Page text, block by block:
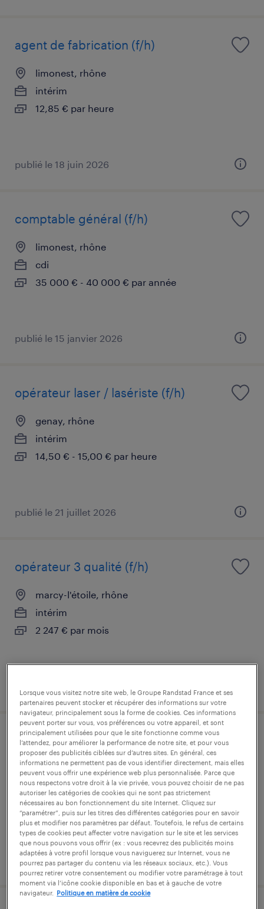
agent de fabrication (f/h)
limonest, rhône
intérim
12,85 € par heure
publié le 18 juin 2026
comptable général (f/h)
limonest, rhône
cdi
35 000 € - 40 000 € par année
publié le 15 janvier 2026
opérateur laser / lasériste (f/h)
genay, rhône
intérim
14,50 € - 15,00 € par heure
publié le 21 juillet 2026
opérateur 3 qualité (f/h)
marcy-l'étoile, rhône
intérim
2 247 € par mois
responsable opérations logistiques
btob (f/h)
caluire-et-cuire, rhône
cdi
60 000 € - 80 000 € par année
publié le 8 janvier 2026
Lorsque vous visitez notre site web, le Groupe Randstad France et ses
partenaires peuvent stocker et récupérer des informations sur votre
navigateur, principalement sous la forme de cookies. Ces informations
peuvent porter sur vous, vos préférences ou votre appareil, et sont
principalement utilisées pour que le site fonctionne comme vous
l’attendez, pour améliorer la performance de notre site, et pour vous
proposer des publicités ciblées sur d’autres sites. En général, ces
informations ne permettent pas de vous identifier directement, mais elles
peuvent vous offrir une expérience web plus personnalisée. Parce que
nous respectons votre droit à la vie privée, vous pouvez choisir de ne pas
autoriser les catégories de cookies qui ne sont pas strictement
nécessaires au bon fonctionnement du site Internet. Cliquez sur
“paramétrer”, puis sur les titres des différentes catégories pour en savoir
plus et modifier nos paramètres par défaut. Toutefois, le refus de certains
types de cookies peut affecter votre navigation sur le site et les services
que nous pouvons vous offrir (ex : vous recevrez des publicités moins
adaptées à votre profil lorsque vous naviguerez sur Internet, vous ne
pourrez pas partager du contenu via les réseaux sociaux, etc.). Vous
pourrez retirer votre consentement ou modifier votre paramétrage à tout
moment via l’icône cookie disponible en bas et à gauche de votre
navigateur.
Politique en matière de cookie